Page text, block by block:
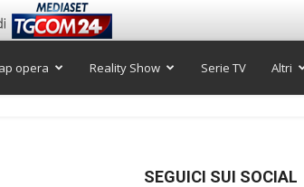
opera Reality Show Serie TV Altri
SEGUICI SUI SOCIAL